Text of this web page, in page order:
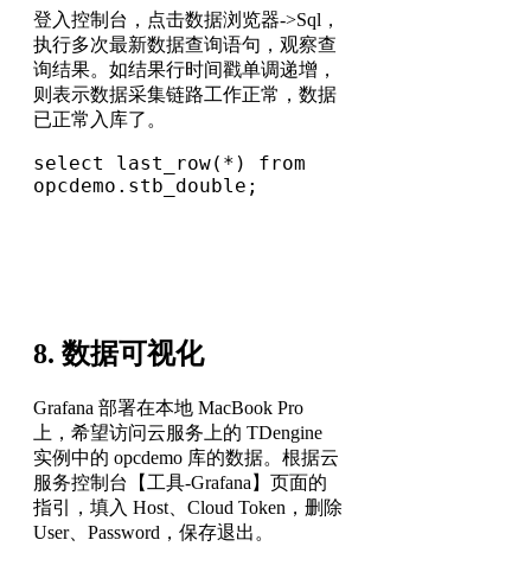
登入控制台，点击数据浏览器->Sql，
执行多次最新数据查询语句，观察查
询结果。如结果行时间戳单调递增，
则表示数据采集链路工作正常，数据
已正常入库了。
select last_row(*) from
opcdemo.stb_double;
8. 数据可视化
Grafana 部署在本地 MacBook Pro
上，希望访问云服务上的 TDengine
实例中的 opcdemo 库的数据。根据云
服务控制台【工具-Grafana】页面的
指引，填入 Host、Cloud Token，删除
User、Password，保存退出。